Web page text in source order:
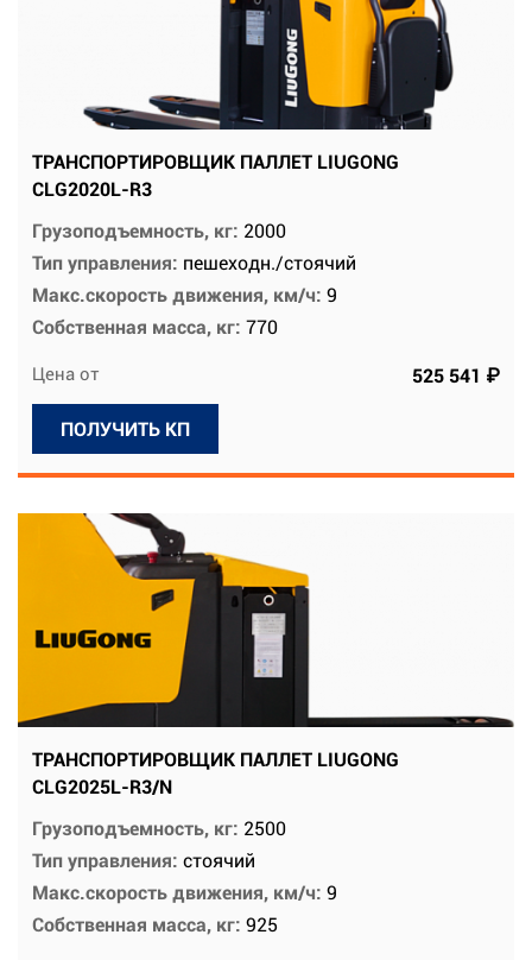
ТРАНСПОРТИРОВЩИК ПАЛЛЕТ LIUGONG
CLG2020L-R3
Грузоподъемность, кг: 2000
Тип управления: пешеходн./стоячий
Макс.скорость движения, км/ч: 9
Собственная масса, кг: 770
Цена от 525 541 ₽
ПОЛУЧИТЬ КП
ТРАНСПОРТИРОВЩИК ПАЛЛЕТ LIUGONG
CLG2025L-R3/N
Грузоподъемность, кг: 2500
Тип управления: стоячий
Макс.скорость движения, км/ч: 9
Собственная масса, кг: 925